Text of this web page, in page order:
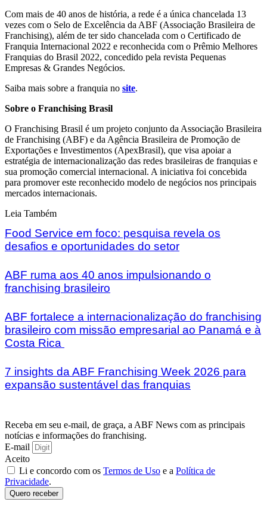
Com mais de 40 anos de história, a rede é a única chancelada 13
vezes com o Selo de Excelência da ABF (Associação Brasileira de
Franchising), além de ter sido chancelada com o Certificado de
Franquia Internacional 2022 e reconhecida com o Prêmio Melhores
Franquias do Brasil 2022, concedido pela revista Pequenas
Empresas & Grandes Negócios.
Saiba mais sobre a franquia no site.
Sobre o Franchising Brasil
O Franchising Brasil é um projeto conjunto da Associação Brasileira
de Franchising (ABF) e da Agência Brasileira de Promoção de
Exportações e Investimentos (ApexBrasil), que visa apoiar a
estratégia de internacionalização das redes brasileiras de franquias e
sua promoção comercial internacional. A iniciativa foi concebida
para promover este reconhecido modelo de negócios nos principais
mercados internacionais.
Leia Também
Food Service em foco: pesquisa revela os
desafios e oportunidades do setor
ABF ruma aos 40 anos impulsionando o
franchising brasileiro
ABF fortalece a internacionalização do franchising
brasileiro com missão empresarial ao Panamá e à
Costa Rica
7 insights da ABF Franchising Week 2026 para
expansão sustentável das franquias
Receba em seu e-mail, de graça, a ABF News com as principais
notícias e informações do franchising.
E-mail
Aceito
Li e concordo com os Termos de Uso e a Política de
Privacidade.
Quero receber